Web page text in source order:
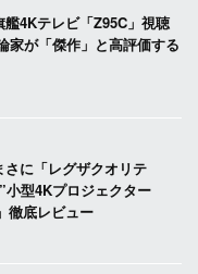
4Kテレビ「Z95C」視聴
家が「傑作」と高評価する
さに「レグザクオリテ
小型4Kプロジェクター
徹底レビュー